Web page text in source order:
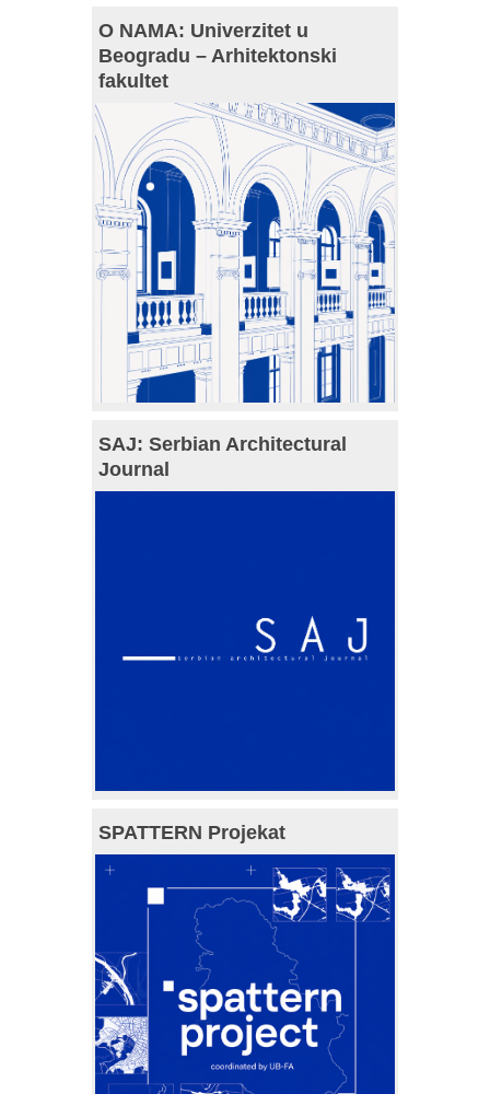
O NAMA: Univerzitet u
Beogradu – Arhitektonski
fakultet
SAJ: Serbian Architectural
Journal
SPATTERN Projekat